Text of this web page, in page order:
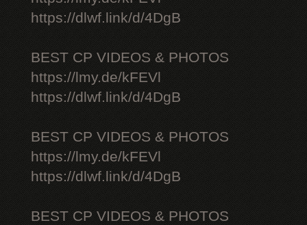
https://dlwf.link/d/4DgB
BEST CP VIDEOS & PHOTOS
https://lmy.de/kFEVl
https://dlwf.link/d/4DgB
BEST CP VIDEOS & PHOTOS
https://lmy.de/kFEVl
https://dlwf.link/d/4DgB
BEST CP VIDEOS & PHOTOS